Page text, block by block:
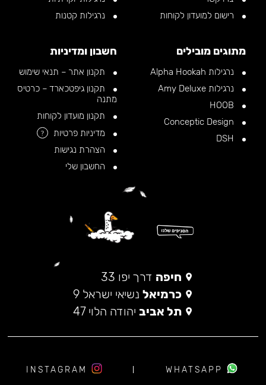
רישום למועדון לקוחות
נרגילות קטנות
מתוגים מובילים
נרגילות Alpha Hookah
נרגילות Amy Deluxe
חשבון ומדיניות
תקנון אתר – תנאי שימוש
תקנון גיפטכארד – כרטיס
מתנה
תקנון מועדון לקוחות
מדיניות פרטיות
?
הצהרת נגישות
החשבון שלי
חיפה דרך יפו 33
כרמיאל נשיאי ישראל 9
תל אביב יהודה הלוי 47
WHATSAPP
INSTAGRAM